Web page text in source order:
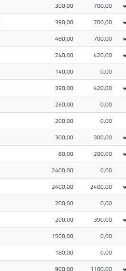
300,00
700,00
390,00
700,00
480,00
700,00
240,00
420,00
140,00
0,00
390,00
420,00
260,00
0,00
200,00
0,00
300,00
300,00
80,00
200,00
2400,00
0,00
2400,00
2400,00
200,00
0,00
200,00
390,00
1500,00
0,00
180,00
0,00
900,00 1100,00